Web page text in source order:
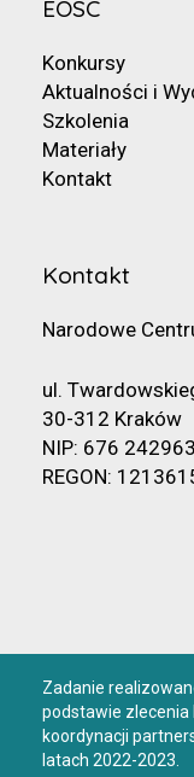
EOSC
Konkursy
Aktualności i
Szkolenia
Materiały
Kontakt
Kontakt
Narodowe
ul.
30-312 Kraków
NIP: 676
REGON:
Zadanie
podstawie zlecenia
koordynacji
latach 2022-2023.